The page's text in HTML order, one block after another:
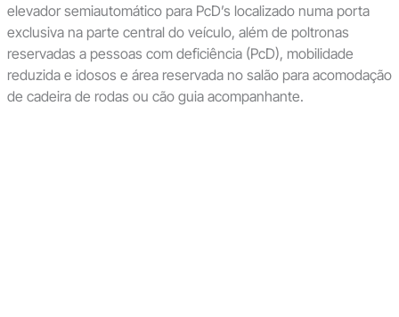
elevador semiautomático para PcD’s localizado numa porta
exclusiva na parte central do veículo, além de poltronas
reservadas a pessoas com deficiência (PcD), mobilidade
reduzida e idosos e área reservada no salão para acomodação
de cadeira de rodas ou cão guia acompanhante.